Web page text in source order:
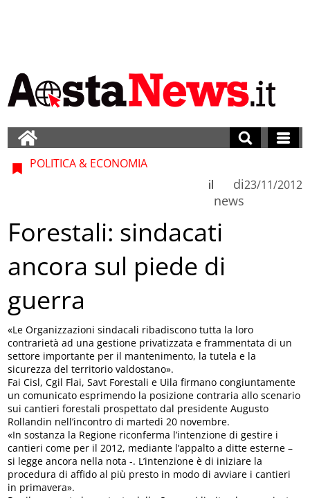
POLITICA & ECONOMIA
di
news
il 23/11/2012
Forestali: sindacati
ancora sul piede di
guerra
«Le Organizzazioni sindacali ribadiscono tutta la loro
contrarietà ad una gestione privatizzata e frammentata di un
settore importante per il mantenimento, la tutela e la
sicurezza del territorio valdostano».
Fai Cisl, Cgil Flai, Savt Forestali e Uila firmano congiuntamente
un comunicato esprimendo la posizione contraria allo scenario
sui cantieri forestali prospettato dal presidente Augusto
Rollandin nell’incontro di martedì 20 novembre.
«In sostanza la Regione riconferma l’intenzione di gestire i
cantieri come per il 2012, mediante l’appalto a ditte esterne –
si legge ancora nella nota -. L’intenzione è di iniziare la
procedura di affido al più presto in modo di avviare i cantieri
in primavera».